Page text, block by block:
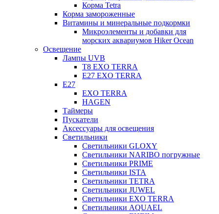
Корма Tetra
Корма замороженные
Витамины и минеральные подкормки
Микроэлементы и добавки для
морских аквариумов Hiker Ocean
Освещение
Лампы UVB
Т8 EXO TERRA
Е27 EXO TERRA
Е27
EXO TERRA
HAGEN
Таймеры
Пускатели
Аксессуары для освещения
Светильники
Светильники GLOXY
Светильники NARIBO погружные
Светильники PRIME
Светильники ISTA
Светильники TETRA
Светильники JUWEL
Светильники EXO TERRA
Светильники AQUAEL